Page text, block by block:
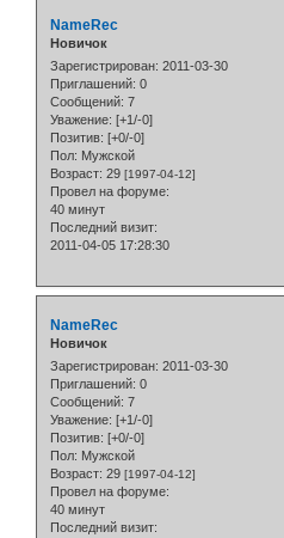
NameRec
Новичок
Зарегистрирован: 2011-03-30
Приглашений: 0
Сообщений: 7
Уважение: [+1/-0]
Позитив: [+0/-0]
Пол: Мужской
Возраст: 29 [1997-04-12]
Провел на форуме:
40 минут
Последний визит:
2011-04-05 17:28:30
NameRec
Новичок
Зарегистрирован: 2011-03-30
Приглашений: 0
Сообщений: 7
Уважение: [+1/-0]
Позитив: [+0/-0]
Пол: Мужской
Возраст: 29 [1997-04-12]
Провел на форуме:
40 минут
Последний визит: